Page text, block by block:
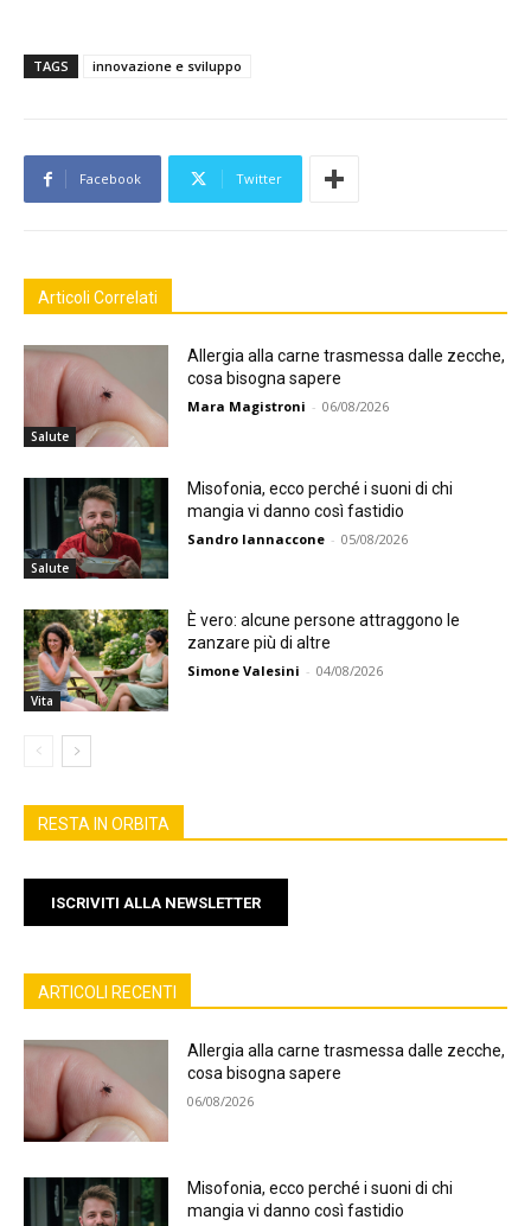
TAGS innovazione e sviluppo
Facebook Twitter
Articoli Correlati
Salute
Allergia alla carne trasmessa dalle zecche,
cosa bisogna sapere
Mara Magistroni - 06/08/2026
Salute
Misofonia, ecco perché i suoni di chi
mangia vi danno così fastidio
Sandro Iannaccone - 05/08/2026
Vita
È vero: alcune persone attraggono le
zanzare più di altre
Simone Valesini - 04/08/2026
RESTA IN ORBITA
ISCRIVITI ALLA NEWSLETTER
ARTICOLI RECENTI
Allergia alla carne trasmessa dalle zecche,
cosa bisogna sapere
06/08/2026
Misofonia, ecco perché i suoni di chi
mangia vi danno così fastidio